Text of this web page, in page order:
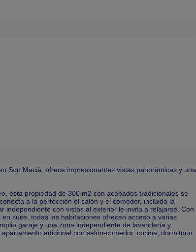
Son Macià, ofrece impresionantes vistas panorámicas y una
esta propiedad de 300 m2 con acabados tradicionales se
a la perfección el salón y el comedor, incluida la
independiente con vistas al exterior le invita a relajarse. Con
suite, todas las habitaciones ofrecen acceso a varias
garaje y una zona independiente de lavandería y
adicional con salón-comedor, cocina, dormitorio